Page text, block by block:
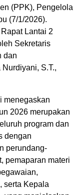
(PPK), Pengelola
(7/1/2026).
Lantai 2
Sekretaris
dan
S.T.,
menegaskan
2026 merupakan
program dan
dengan
perundang-
pemaparan materi
serta Kepala